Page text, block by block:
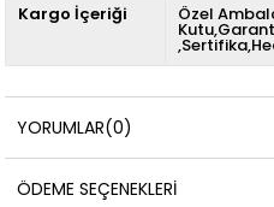
Kargo İçeriği
Özel
YORUMLAR(0)
ÖDEME SEÇENEKLERI